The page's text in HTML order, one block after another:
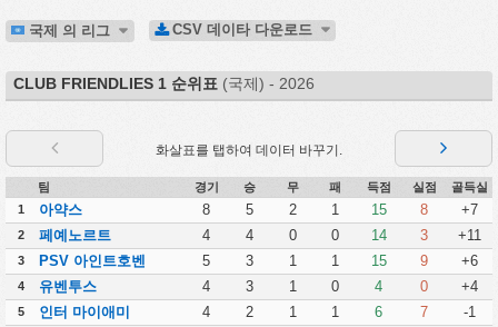
국제 의 리그 CSV 데이타 다운로드
CLUB FRIENDLIES 1 순위표 (국제) - 2026
화살표를 탭하여 데이터 바꾸기.
팀 경기 승 무 패 득점 실점
골득실
1
아약스 8 5 2 1 15 8 +7
2 페예노르트 4 4 0 0 14 3 +11
3 PSV 아인트호벤 5 3 1 1 15 9 +6
4 유벤투스 4 3 1 0 4 0 +4
5 인터 마이애미 4 2 1 1 6 7 -1